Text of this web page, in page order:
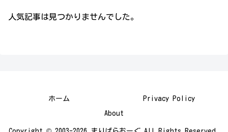
人気記事は見つかりませんでした。
ホーム Privacy Policy
About